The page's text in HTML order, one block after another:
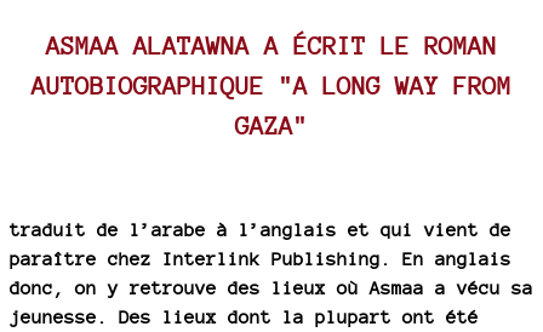
ASMAA ALATAWNA A ÉCRIT LE ROMAN
AUTOBIOGRAPHIQUE "A LONG WAY FROM
GAZA"
traduit de l’arabe à l’anglais et qui vient de
paraître chez Interlink Publishing. En anglais
donc, on y retrouve des lieux où Asmaa a vécu sa
jeunesse. Des lieux dont la plupart ont été